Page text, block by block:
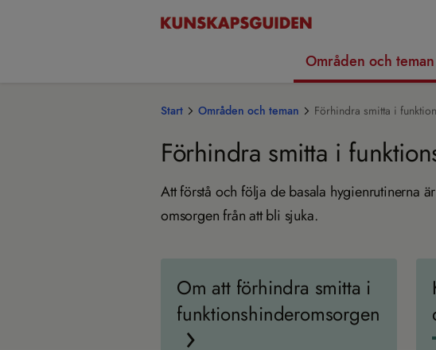
Områden och teman
Start Områden och teman Förhindra smitta i
Förhindra smitta i
Att förstå och följa de basala hygienrutinerna
omsorgen från att bli sjuka.
Om att förhindra smitta i
funktionshinderomsorgen